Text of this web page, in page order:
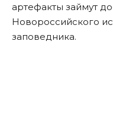
артефакты займут
Новороссийского
заповедника.